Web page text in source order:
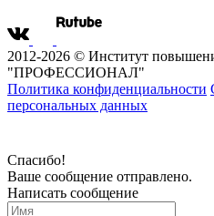
2012-2026 © Институт
"ПРОФЕССИОНАЛ"
Политика конфиденциальности
персональных данных
Спасибо!
Ваше сообщение отправлено.
Написать сообщение